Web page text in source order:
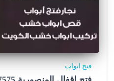
فتح ابواب